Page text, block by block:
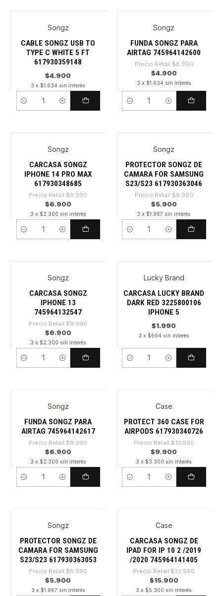
Songz
CABLE SONGZ USB TO
TYPE C WHITE 5 FT
617930359148
$4.900
3 x $1.634 sin interés
Cantidad
Songz
FUNDA SONGZ PARA
AIRTAG 745964142600
Precio Retail $8.990
$4.900
3 x $1.634 sin interés
Cantidad
Songz
CARCASA SONGZ
IPHONE 14 PRO MAX
617930348685
Precio Retail $9.990
$6.900
3 x $2.300 sin interés
Cantidad
Songz
PROTECTOR SONGZ DE
CAMARA FOR SAMSUNG
S23/S23 617930363046
Precio Retail $8.990
$5.900
3 x $1.967 sin interés
Cantidad
Songz
CARCASA SONGZ
IPHONE 13
745964132547
Precio Retail $9.990
$6.900
3 x $2.300 sin interés
Cantidad
Lucky Brand
CARCASA LUCKY BRAND
DARK RED 3225800106
IPHONE 5
$1.990
3 x $664 sin interés
Cantidad
Songz
FUNDA SONGZ PARA
AIRTAG 745964142617
Precio Retail $9.990
$6.900
3 x $2.300 sin interés
Cantidad
Case
PROTECT 360 CASE FOR
AIRPODS 617930340726
Precio Retail $13.990
$9.900
3 x $3.300 sin interés
Cantidad
Songz
PROTECTOR SONGZ DE
CAMARA FOR SAMSUNG
S23/S23 617930363053
Precio Retail $8.990
$5.900
3 x $1.967 sin interés
Case
CARCASA SONGZ DE
IPAD FOR IP 10 2 /2019
/2020 745964141405
Precio Retail $22.990
$15.900
3 x $5.300 sin interés